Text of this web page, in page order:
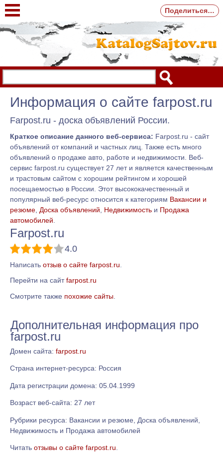
Информация о сайте farpost.ru
Farpost.ru - доска объявлений России.
Краткое описание данного веб-сервиса: Farpost.ru - сайт
объявлений от компаний и частных лиц. Также есть много
объявлений о продаже авто, работе и недвижимости. Веб-
сервис farpost.ru существует 27 лет и является качественным
и трастовым сайтом с хорошим рейтингом и хорошей
посещаемостью в России. Этот высококачественный и
популярный веб-ресурс относится к категориям Вакансии и
резюме Доска объявлений Недвижимость и Продажа
автомобилей
Farpost.ru
4.0
Написать отзыв о сайте farpost.ru
Перейти на сайтfarpost.ru
Смотрите также похожие сайты
Дополнительная информация про
farpost.ru
Домен сайта: farpost.ru
Страна интернет-ресурса: Россия
Дата регистрации домена: 05.04.1999
Возраст веб-сайта: 27 лет
Рубрики ресурса: Вакансии и резюме, Доска объявлений,
Недвижимость и Продажа автомобилей
Читать отзывы о сайте farpost.ru
Поделиться…